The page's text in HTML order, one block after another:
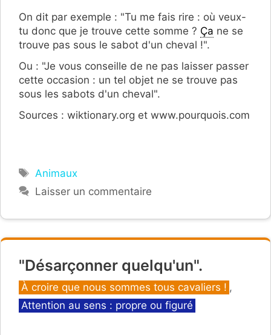
On dit par exemple : "Tu me fais rire : où veux-
tu donc que je trouve cette somme ? Ça ne se
trouve pas sous le sabot d'un cheval !".
Ou : "Je vous conseille de ne pas laisser passer
cette occasion : un tel objet ne se trouve pas
sous les sabots d'un cheval".
Sources : wiktionary.org et www.pourquois.com
Étiquettes
Animaux
Laisser un commentaire
"Désarçonner quelqu'un".
Catégories
À croire que nous sommes tous cavaliers ! ,
Attention au sens : propre ou figuré